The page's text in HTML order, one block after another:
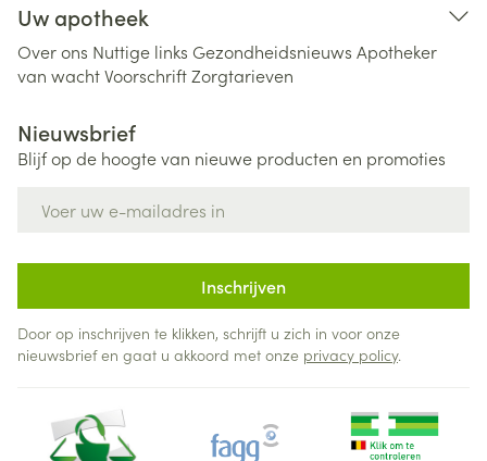
Uw apotheek
Over ons Nuttige links Gezondheidsnieuws Apotheker
van wachtVoorschriftZorgtarieven
Nieuwsbrief
Blijf op de hoogte van nieuwe producten en promoties
Inschrijven
Door op inschrijven te klikken, schrijft u zich in voor onze
nieuwsbrief en gaat u akkoord met onze privacy policy.